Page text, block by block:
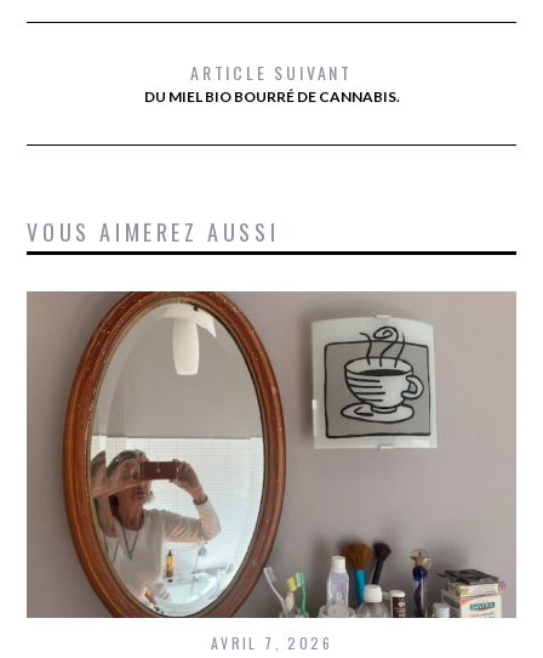
ARTICLE SUIVANT
DU MIEL BIO BOURRÉ DE CANNABIS.
VOUS AIMEREZ AUSSI
AVRIL 7, 2026